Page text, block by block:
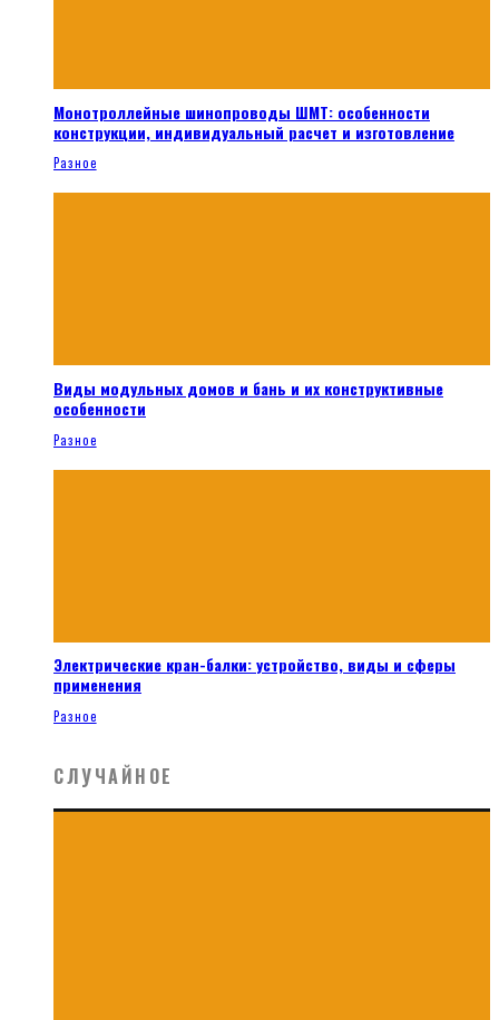
Монотроллейные шинопроводы ШМТ: особенности
конструкции, индивидуальный расчет и изготовление
Разное
Виды модульных домов и бань и их конструктивные
особенности
Разное
Электрические кран-балки: устройство, виды и сферы
применения
Разное
СЛУЧАЙНОЕ